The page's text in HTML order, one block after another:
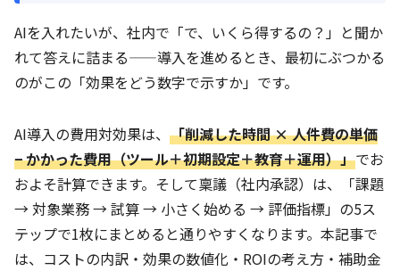
AIを入れたいが、社内で「で、いくら得するの？」と聞か
れて答えに詰まる——導入を進めるとき、最初にぶつかる
のがこの「効果をどう数字で示すか」です。
AI導入の費用対効果は、 「削減した時間 × 人件費の単価
− かかった費用（ツール＋初期設定＋教育＋運用）」でお
およそ計算できます。そして稟議（社内承認）は、「課題
→ 対象業務 → 試算 → 小さく始める → 評価指標」の5ス
テップで1枚にまとめると通りやすくなります。本記事で
は、コストの内訳・効果の数値化・ROIの考え方・補助金